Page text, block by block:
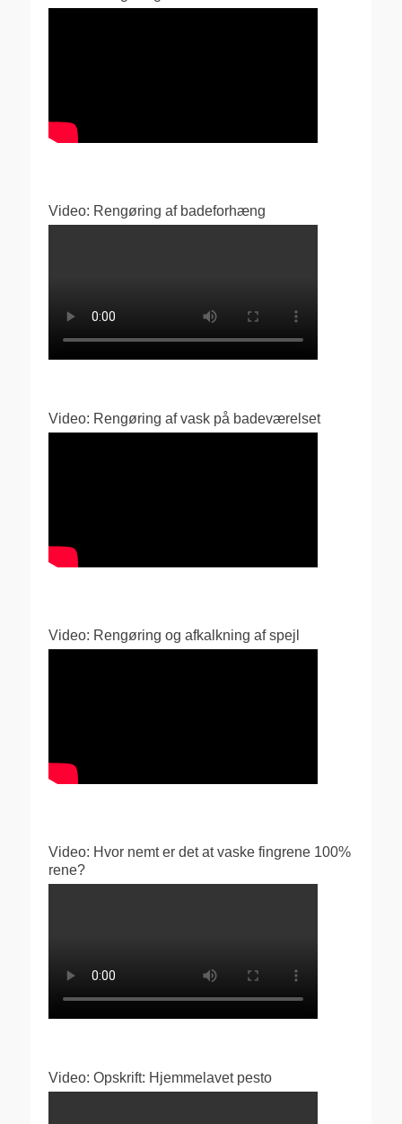
Video: Rengøring af badeforhæng
Video: Rengøring af vask på badeværelset
Video: Rengøring og afkalkning af spejl
Video: Hvor nemt er det at vaske fingrene 100%
rene?
Video: Opskrift: Hjemmelavet pesto